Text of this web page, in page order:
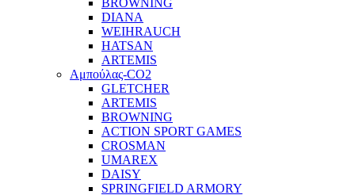
BROWNING
DIANA
WEIHRAUCH
HATSAN
ARTEMIS
Αμπούλας-CO2
GLETCHER
ARTEMIS
BROWNING
ACTION SPORT GAMES
CROSMAN
UMAREX
DAISY
SPRINGFIELD ARMORY